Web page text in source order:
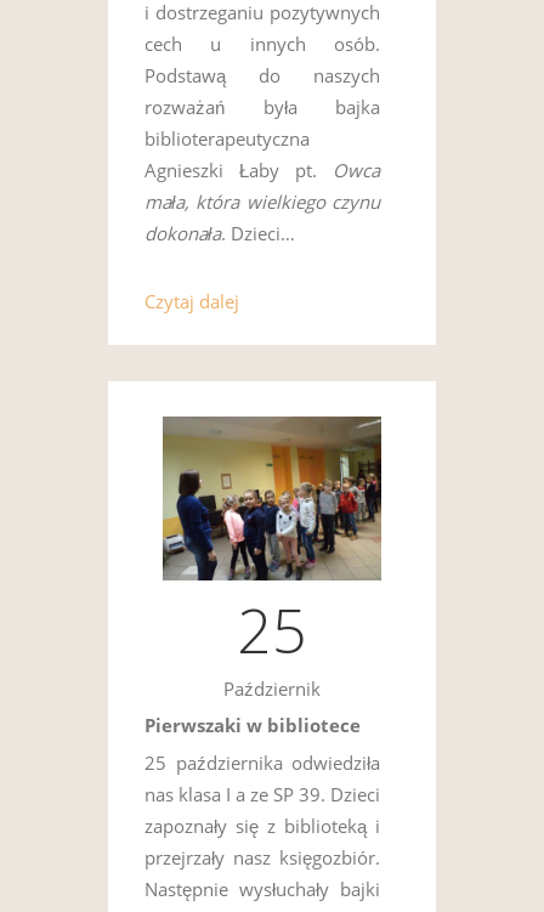
i dostrzeganiu pozytywnych
cech u innych osób.
Podstawą do naszych
rozważań była bajka
biblioterapeutyczna
Agnieszki Łaby pt. Owca
mała, która wielkiego czynu
dokonała. Dzieci…
Czytaj dalej
25
Październik
Pierwszaki w bibliotece
25 października odwiedziła
nas klasa I a ze SP 39. Dzieci
zapoznały się z biblioteką i
przejrzały nasz księgozbiór.
Następnie wysłuchały bajki